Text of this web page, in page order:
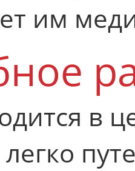
им
в
легко